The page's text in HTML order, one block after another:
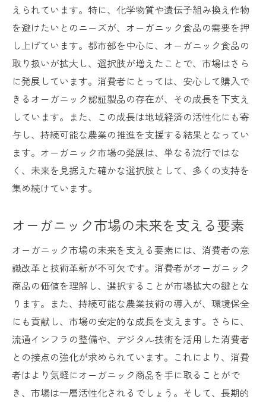
えられています。特に、化学物質や遺伝子組み換え作物
を避けたいとのニーズが、オーガニック食品の需要を押
し上げています。都市部を中心に、オーガニック食品の
取り扱いが拡大し、選択肢が増えたことで、市場はさら
に発展しています。消費者にとっては、安心して購入で
きるオーガニック認証製品の存在が、その成長を下支え
しています。また、この成長は地域経済の活性化にも寄
与し、持続可能な農業の推進を支援する結果となってい
ます。オーガニック市場の発展は、単なる流行ではな
く、未来を見据えた確かな選択肢として、多くの支持を
集め続けています。
オーガニック市場の未来を支える要素
オーガニック市場の未来を支える要素には、消費者の意
識改革と技術革新が不可欠です。消費者がオーガニック
商品の価値を理解し、選択することが市場拡大の鍵とな
ります。また、持続可能な農業技術の導入が、環境保全
にも貢献し、市場の安定的な成長を支えます。さらに、
流通インフラの整備や、デジタル技術を活用した消費者
との接点の強化が求められています。これにより、消費
者はより気軽にオーガニック商品を手に取ることがで
き、市場は一層活性化されるでしょう。そして、長期的